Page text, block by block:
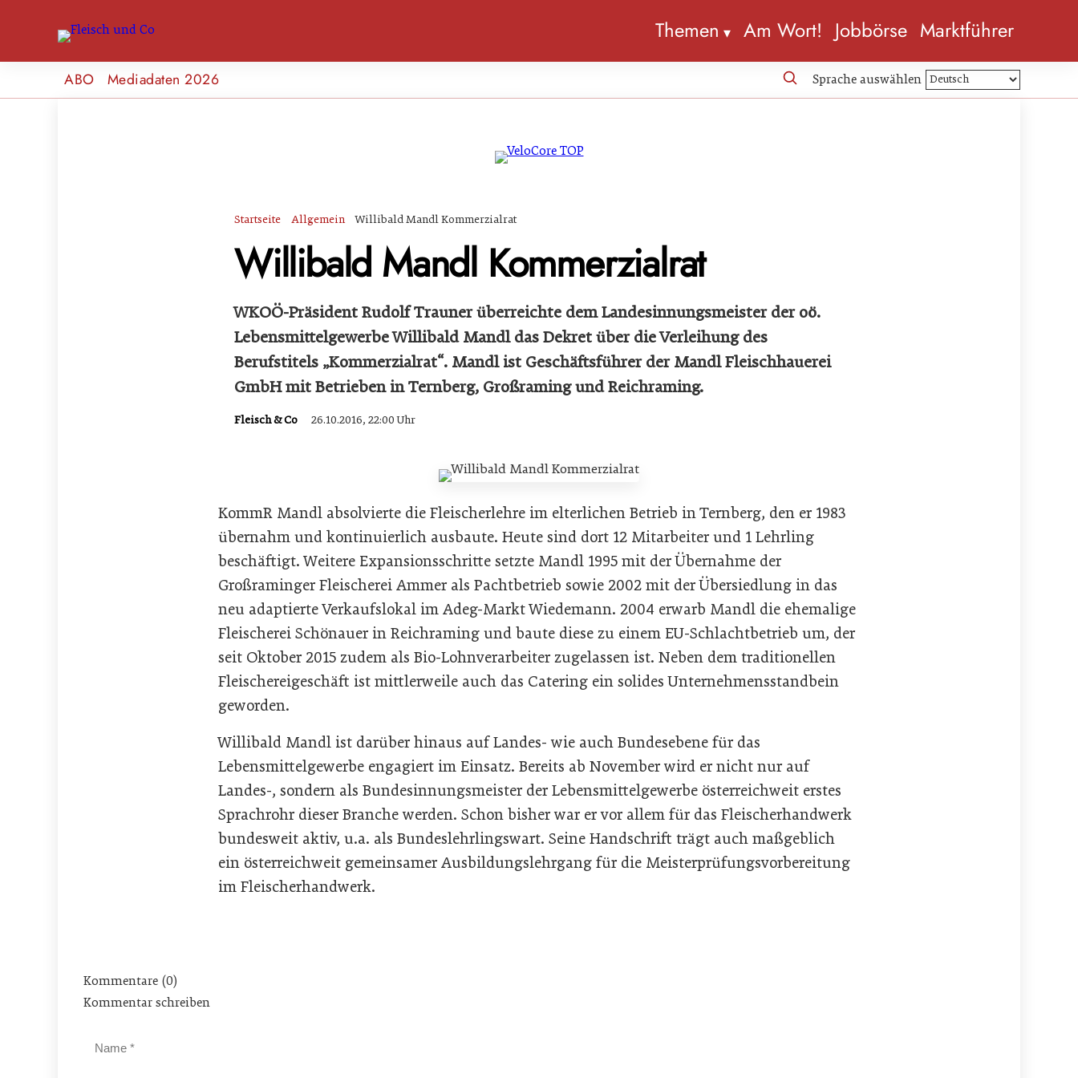
Themen Am Wort! Jobbörse Marktführer
ABO Mediadaten 2026 Sprache auswählen
Startseite Allgemein Willibald Mandl Kommerzialrat
Willibald Mandl Kommerzialrat
WKOÖ-Präsident Rudolf Trauner überreichte dem Landesinnungsmeister der oö.
Lebensmittelgewerbe Willibald Mandl das Dekret über die Verleihung des
Berufstitels „Kommerzialrat“. Mandl ist Geschäftsführer der Mandl Fleischhauerei
GmbH mit Betrieben in Ternberg, Großraming und Reichraming.
Fleisch & Co 26.10.2016, 22:00 Uhr
KommR Mandl absolvierte die Fleischerlehre im elterlichen Betrieb in Ternberg, den er 1983
übernahm und kontinuierlich ausbaute. Heute sind dort 12 Mitarbeiter und 1 Lehrling
beschäftigt. Weitere Expansionsschritte setzte Mandl 1995 mit der Übernahme der
Großraminger Fleischerei Ammer als Pachtbetrieb sowie 2002 mit der Übersiedlung in das
neu adaptierte Verkaufslokal im Adeg-Markt Wiedemann. 2004 erwarb Mandl die ehemalige
Fleischerei Schönauer in Reichraming und baute diese zu einem EU-Schlachtbetrieb um, der
seit Oktober 2015 zudem als Bio-Lohnverarbeiter zugelassen ist. Neben dem traditionellen
Fleischereigeschäft ist mittlerweile auch das Catering ein solides Unternehmensstandbein
geworden.
Willibald Mandl ist darüber hinaus auf Landes- wie auch Bundesebene für das
Lebensmittelgewerbe engagiert im Einsatz. Bereits ab November wird er nicht nur auf
Landes-, sondern als Bundesinnungsmeister der Lebensmittelgewerbe österreichweit erstes
Sprachrohr dieser Branche werden. Schon bisher war er vor allem für das Fleischerhandwerk
bundesweit aktiv, u.a. als Bundeslehrlingswart. Seine Handschrift trägt auch maßgeblich
ein österreichweit gemeinsamer Ausbildungslehrgang für die Meisterprüfungsvorbereitung
im Fleischerhandwerk.
Kommentare (0)
Kommentar schreiben